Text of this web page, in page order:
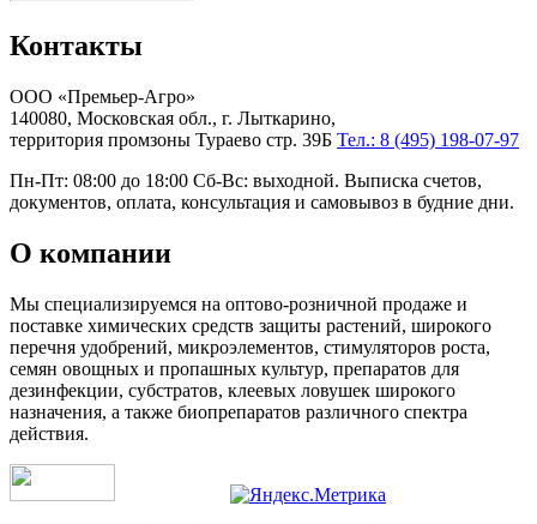
Контакты
ООО «Премьер-Агро»
140080, Московская обл., г. Лыткарино,
территория промзоны Тураево стр. 39Б Тел.: 8 (495) 198-07-97
Пн-Пт: 08:00 до 18:00 Сб-Вс: выходной. Выписка счетов,
документов, оплата, консультация и самовывоз в будние дни.
О компании
Мы специализируемся на оптово-розничной продаже и
поставке химических средств защиты растений, широкого
перечня удобрений, микроэлементов, стимуляторов роста,
семян овощных и пропашных культур, препаратов для
дезинфекции, субстратов, клеевых ловушек широкого
назначения, а также биопрепаратов различного спектра
действия.